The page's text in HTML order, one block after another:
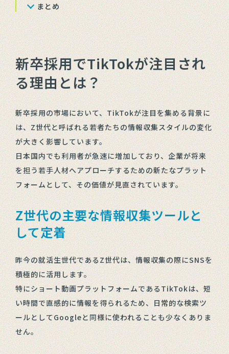
まとめ
新卒採用でTikTokが注目され
る理由とは？
新卒採用の市場において、TikTokが注目を集める背景に
は、Z世代と呼ばれる若者たちの情報収集スタイルの変化
が大きく影響しています。
日本国内でも利用者が急速に増加しており、企業が将来
を担う若手人材へアプローチするための新たなプラット
フォームとして、その価値が見直されています。
Z世代の主要な情報収集ツールと
して定着
昨今の就活生世代であるZ世代は、情報収集の際にSNSを
積極的に活用します。
特にショート動画プラットフォームであるTikTokは、短
い時間で直感的に情報を得られるため、日常的な検索ツ
ールとしてGoogleと同様に使われることも少なくありま
せん。